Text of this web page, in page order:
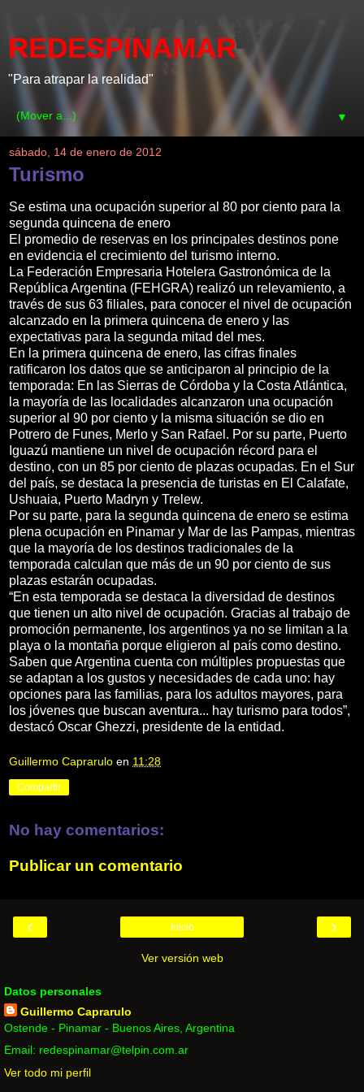
REDESPINAMAR
"Para atrapar la realidad"
▼
sábado, 14 de enero de 2012
Turismo
Se estima una ocupación superior al 80 por ciento para la
segunda quincena de enero
El promedio de reservas en los principales destinos pone
en evidencia el crecimiento del turismo interno.
La Federación Empresaria Hotelera Gastronómica de la
República Argentina (FEHGRA) realizó un relevamiento, a
través de sus 63 filiales, para conocer el nivel de ocupación
alcanzado en la primera quincena de enero y las
expectativas para la segunda mitad del mes.
En la primera quincena de enero, las cifras finales
ratificaron los datos que se anticiparon al principio de la
temporada: En las Sierras de Córdoba y la Costa Atlántica,
la mayoría de las localidades alcanzaron una ocupación
superior al 90 por ciento y la misma situación se dio en
Potrero de Funes, Merlo y San Rafael. Por su parte, Puerto
Iguazú mantiene un nivel de ocupación récord para el
destino, con un 85 por ciento de plazas ocupadas. En el Sur
del país, se destaca la presencia de turistas en El Calafate,
Ushuaia, Puerto Madryn y Trelew.
Por su parte, para la segunda quincena de enero se estima
plena ocupación en Pinamar y Mar de las Pampas, mientras
que la mayoría de los destinos tradicionales de la
temporada calculan que más de un 90 por ciento de sus
plazas estarán ocupadas.
“En esta temporada se destaca la diversidad de destinos
que tienen un alto nivel de ocupación. Gracias al trabajo de
promoción permanente, los argentinos ya no se limitan a la
playa o la montaña porque eligieron al país como destino.
Saben que Argentina cuenta con múltiples propuestas que
se adaptan a los gustos y necesidades de cada uno: hay
opciones para las familias, para los adultos mayores, para
los jóvenes que buscan aventura... hay turismo para todos”,
destacó Oscar Ghezzi, presidente de la entidad.
Guillermo Caprarulo en 11:28
Compartir
No hay comentarios:
Publicar un comentario
‹ ›
Inicio
Ver versión web
Datos personales
Guillermo Caprarulo
Ostende - Pinamar - Buenos Aires, Argentina
Email: redespinamar@telpin.com.ar
Ver todo mi perfil